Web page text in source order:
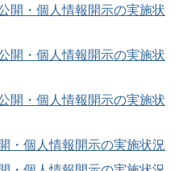
開・個人情報開示の実施状
開・個人情報開示の実施状
開・個人情報開示の実施状
・個人情報開示の実施状況